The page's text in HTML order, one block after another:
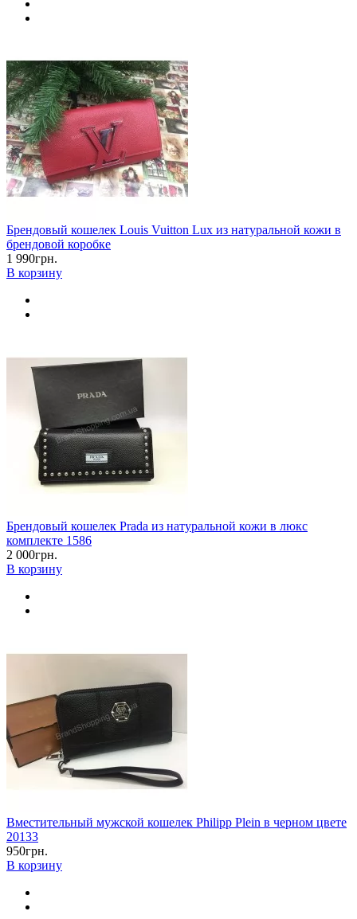
Брендовый кошелек Louis Vuitton Lux из натуральной кожи в
брендовой коробке
1 990грн.
В корзину
Брендовый кошелек Prada из натуральной кожи в люкс
комплекте 1586
2 000грн.
В корзину
Вместительный мужской кошелек Philipp Plein в черном цвете
20133
950грн.
В корзину